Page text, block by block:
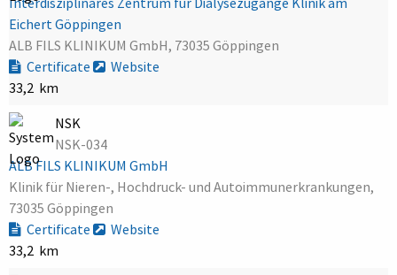
Eichert Göppingen
ALB FILS KLINIKUM GmbH, 73035 Göppingen
Certificate
Website
33,2 km
NSK
NSK-034
ALB FILS KLINIKUM GmbH
Klinik für Nieren-, Hochdruck- und Autoimmunerkrankungen,
73035 Göppingen
Certificate
Website
33,2 km